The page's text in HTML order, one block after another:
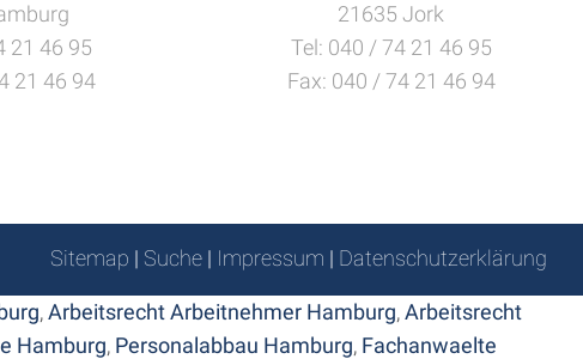
21 46 95
21 46 94
21635 Jork
Tel: 040 / 74 21 46 95
Fax: 040 / 74 21 46 94
Sitemap | Suche | Impressum | Datenschutzerklärung
,Arbeitsrecht Arbeitnehmer Hamburg,Arbeitsrecht
Hamburg, Personalabbau Hamburg, Fachanwaelte